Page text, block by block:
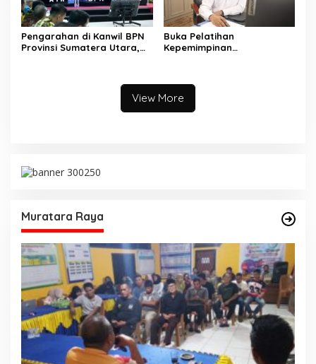
Pengarahan di Kanwil BPN
Provinsi Sumatera Utara,
Kemudahan Layanan bagi
Buka Pelatihan
Kepemimpinan
Penggerak Organisasi yang
Hasilkan Kerja Berdampak
bagi Masyarakat
View More
Muratara Raya